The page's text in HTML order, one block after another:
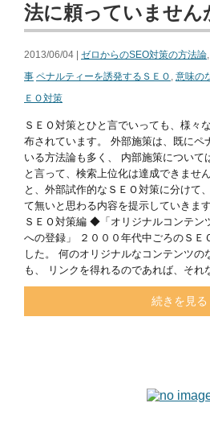
法に頼っていません
2013/06/04 | ゼロからのSEO対策の方法論,
事 ペナルティーを誘発するＳＥＯ , 意味の
ＥＯ対策
ＳＥＯ対策とひと言でいっても、様々
布されています。 外部施策は、既にペ
いる方法論も多く、 内部施策について
と言って、検索上位化は達成できませ
と、外部試作的なＳＥＯ対策に分けて
て無いと思わる内容を提示していきま
ＳＥＯ対策編 ◆「オリジナルコンテン
への登録」 ２０００年代中ごろのＳＥ
した。 何のオリジナルなコンテンツの
も、 リンクを得れるのであれば、それ
続きを見る